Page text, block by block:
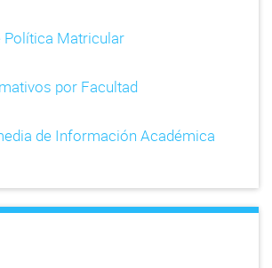
Política Matricular
por Facultad
de Información Académica